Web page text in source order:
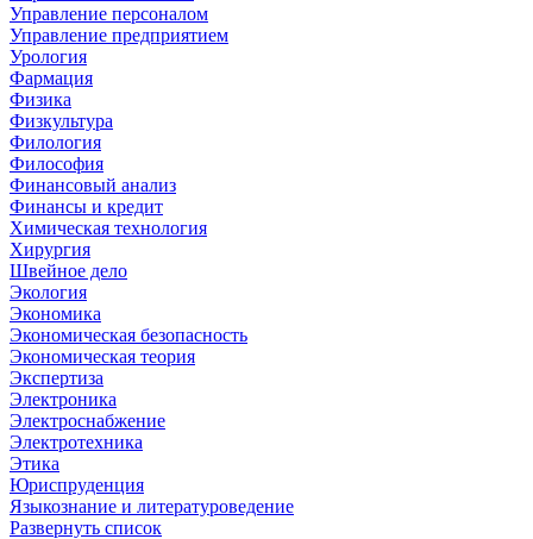
Управление персоналом
Управление предприятием
Урология
Фармация
Физика
Физкультура
Филология
Философия
Финансовый анализ
Финансы и кредит
Химическая технология
Хирургия
Швейное дело
Экология
Экономика
Экономическая безопасность
Экономическая теория
Экспертиза
Электроника
Электроснабжение
Электротехника
Этика
Юриспруденция
Языкознание и литературоведение
Развернуть список